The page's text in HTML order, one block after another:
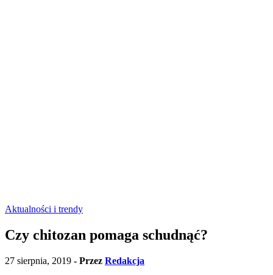
Aktualności i trendy
Czy chitozan pomaga schudnąć?
27 sierpnia, 2019 - Przez Redakcja